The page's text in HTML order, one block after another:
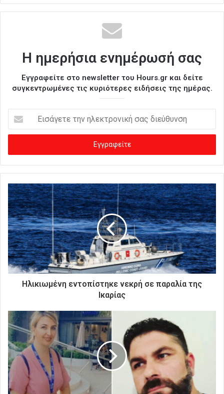
Η ημερήσια ενημέρωσή σας
Εγγραφείτε στο newsletter του Hours.gr και δείτε
συγκεντρωμένες τις κυριότερες ειδήσεις της ημέρας.
σ
γ
ε
ε
τ
η
ν
η
λ
ε
κ
τ
κ
ή
σ
α
ς
δ
ι
Ηλικιωμένη εντοπίστηκε νεκρή σε παραλία της
Ικαρίας